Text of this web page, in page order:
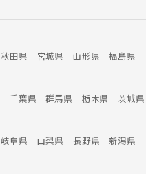
秋田県 宮城県 山形県 福島県
千葉県 群馬県 栃木県 茨城県
岐阜県 山梨県 長野県 新潟県